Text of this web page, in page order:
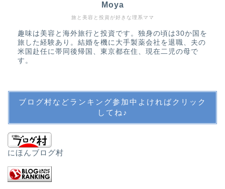
旅と美容と投資が好きな理系ママ
Moya
趣味は美容と海外旅行と投資です。独身の頃は30か国を
旅した経験あり。結婚を機に大手製薬会社を退職、夫の
米国赴任に帯同後帰国、東京都在住、現在二児の母で
す。
ブログ村などランキング参加中よければクリック
してね♪
にほんブログ村
教育・英語・公文・中学
受験
公文